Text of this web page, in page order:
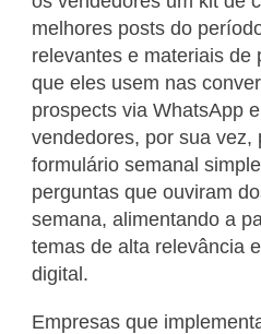
melhores posts do
relevantes e materiais
que eles usem nas
prospects via WhatsApp
vendedores, por sua vez,
formulário semanal
perguntas que ouviram
semana, alimentando a
temas de alta relevância
digital.
Empresas que